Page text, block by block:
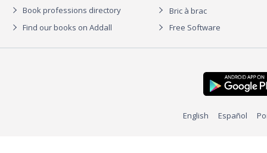
Book professions directory
Find our books on Addall
Bric à brac
Free Software
English Español